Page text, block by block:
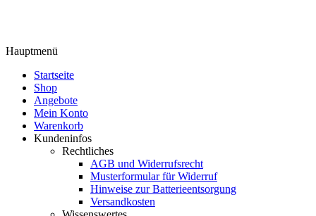
Hauptmenü
Startseite
Shop
Angebote
Mein Konto
Warenkorb
Kundeninfos
Rechtliches
AGB und Widerrufsrecht
Musterformular für Widerruf
Hinweise zur Batterieentsorgung
Versandkosten